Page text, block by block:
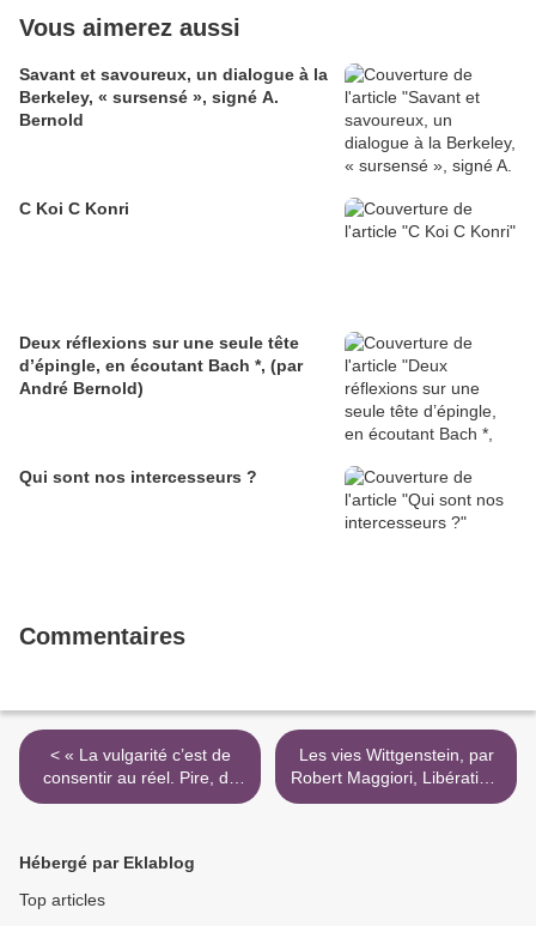
Vous aimerez aussi
Savant et savoureux, un dialogue à la
Berkeley, « sursensé », signé A.
Bernold
C Koi C Konri
Deux réflexions sur une seule tête
d’épingle, en écoutant Bach *, (par
André Bernold)
Qui sont nos intercesseurs ?
Commentaires
< « La vulgarité c’est de
consentir au réel. Pire, de
lui mettre un prix. »
Les vies Wittgenstein, par
Robert Maggiori, Libération,
26 nov. 1998 >
Hébergé par Eklablog
Top articles